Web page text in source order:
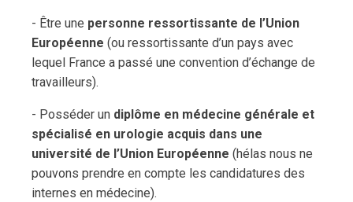
- Être une personne ressortissante de l’Union
Européenne (ou ressortissante d’un pays avec
lequel France a passé une convention d’échange de
travailleurs).
- Posséder un diplôme en médecine générale et
spécialisé en urologie acquis dans une
université de l’Union Européenne (hélas nous ne
pouvons prendre en compte les candidatures des
internes en médecine).